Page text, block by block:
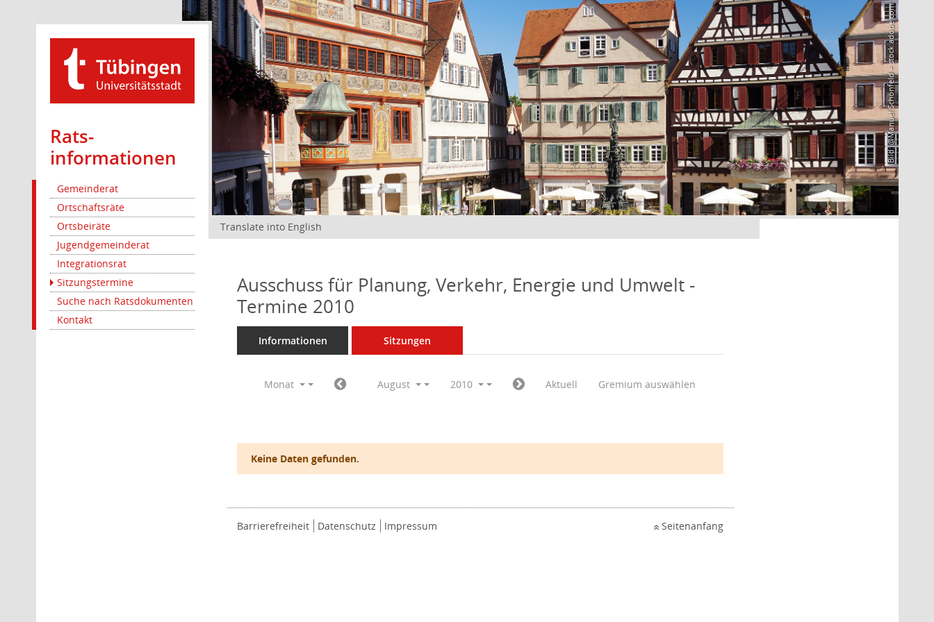
Rats­
informationen
Gemeinderat
Ortschaftsräte
Ortsbeiräte
Jugendgemeinderat
Integrationsrat
Sitzungstermine
Suche nach Ratsdokumenten
Kontakt
Bild: @Manuel Schönfeld – stock.adobe.com
Translate into English
Ausschuss für Planung, Verkehr, Energie und Umwelt -
Termine 2010
Informationen Sitzungen
Monat August 2010 Aktuell Gremium auswählen
Keine Daten gefunden.
Barrierefreiheit Datenschutz Impressum Seitenanfang